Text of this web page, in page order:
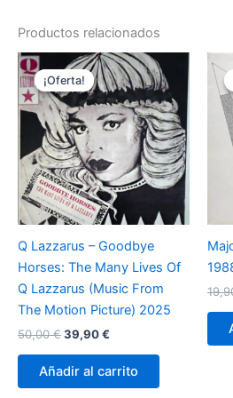
Productos relacionados
¡Oferta!
¡Oferta!
Q Lazzarus – Goodbye
Horses: The Many Lives Of
Q Lazzarus (Music From
The Motion Picture) 2025
50,00€El
original
era:
39,90€
actual
es:
Añadir al carrito